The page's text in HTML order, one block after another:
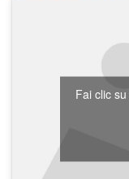
Fai clic